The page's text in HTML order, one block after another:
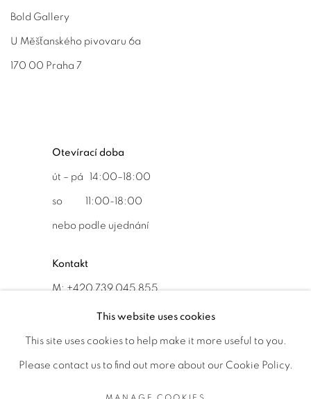
Bold Gallery
U Měšťanského pivovaru 6a
170 00 Praha 7
Otevírací doba
út – pá 14:00–18:00
so 11:00-18:00
nebo podle ujednání
Kontakt
M: +420 739 045 855
info@boldgallery.art
This website uses cookies
This site uses cookies to help make it more useful to you.
Please contact us to find out more about our Cookie Policy.